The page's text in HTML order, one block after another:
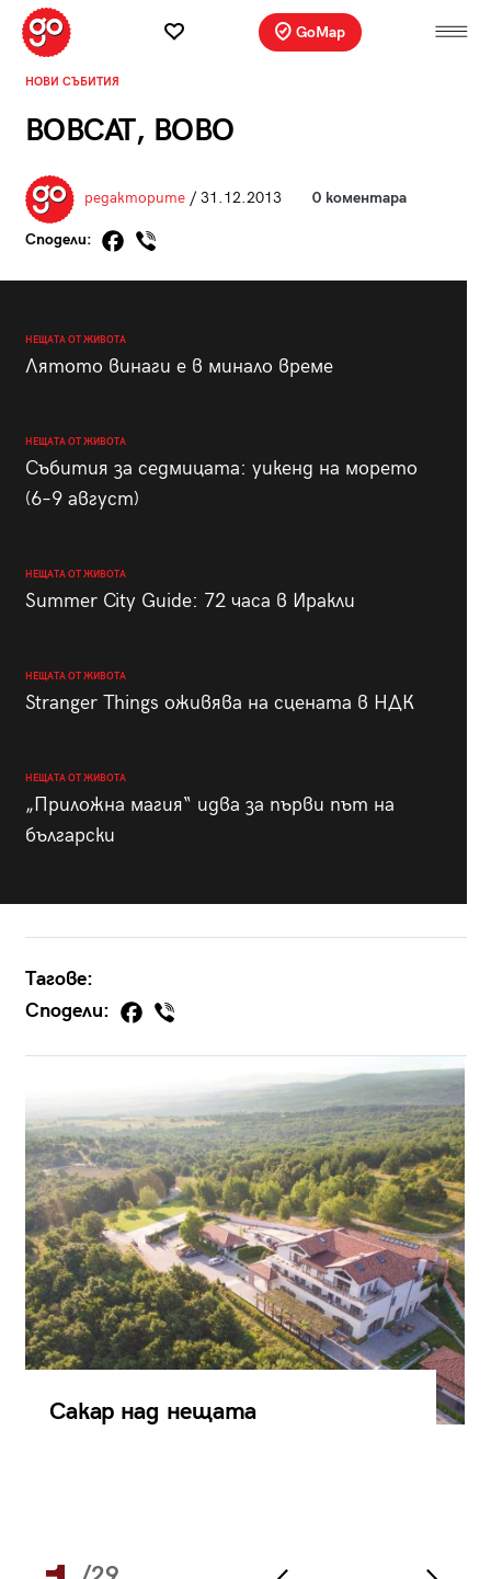
GoMap
НОВИ СЪБИТИЯ
BOBCAT, BOBO
редакторите/ 31.12.2013 0 коментара
Сподели:
НЕЩАТА ОТ ЖИВОТА
Лятото винаги е в минало време
НЕЩАТА ОТ ЖИВОТА
Събития за седмицата: уикенд на морето
(6–9 август)
НЕЩАТА ОТ ЖИВОТА
Summer City Guide: 72 часа в Иракли
НЕЩАТА ОТ ЖИВОТА
Stranger Things оживява на сцената в НДК
НЕЩАТА ОТ ЖИВОТА
„Приложна магия“ идва за първи път на
български
Тагове:
Сподели:
Сакар над нещата